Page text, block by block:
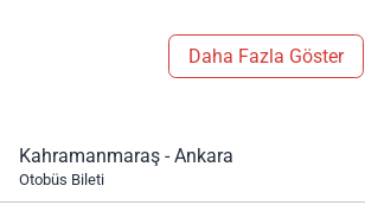
Daha Fazla Göster
Kahramanmaraş - Ankara
Otobüs Bileti